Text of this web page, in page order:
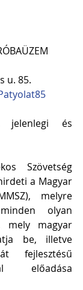
u. 85.
jelenlegi és
Szövetség
a Magyar
melyre
olyan
mely magyar
be, illetve
fejlesztésű
előadása